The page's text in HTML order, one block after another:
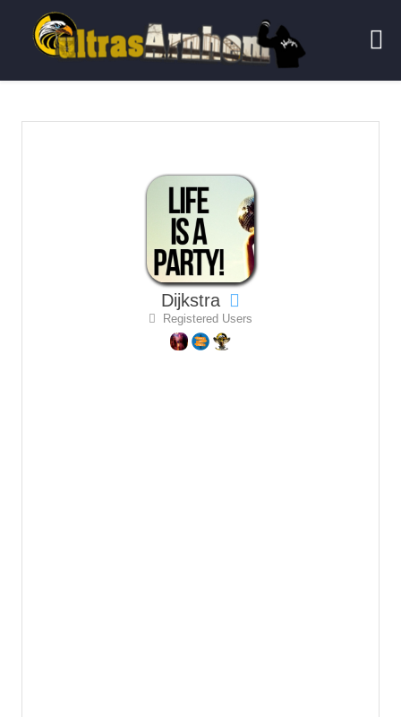
Dijkstra
Registered Users